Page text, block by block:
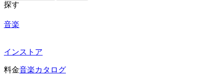
探す
音楽
インストア
料金音楽カタログ